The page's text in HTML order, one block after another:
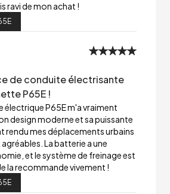
ravi de mon achat !
de conduite électrisante
P65E !
P65E m'a vraiment
design moderne et sa puissante
mes déplacements urbains
La batterie a une
et le système de freinage est
la recommande vivement !